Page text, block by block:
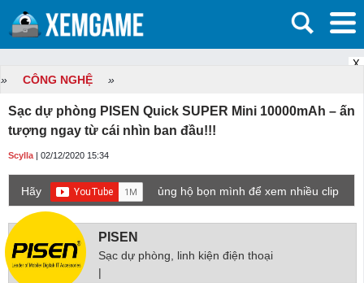
X
» CÔNG NGHỆ »
Sạc dự phòng PISEN Quick SUPER Mini 10000mAh – ấn
tượng ngay từ cái nhìn ban đầu!!!
Scylla | 02/12/2020 15:34
Hãy
ủng hộ bọn mình để xem nhiều clip
game mới hơn nhé!
PISEN
Sạc dự phòng, linh kiện điện thoại
|